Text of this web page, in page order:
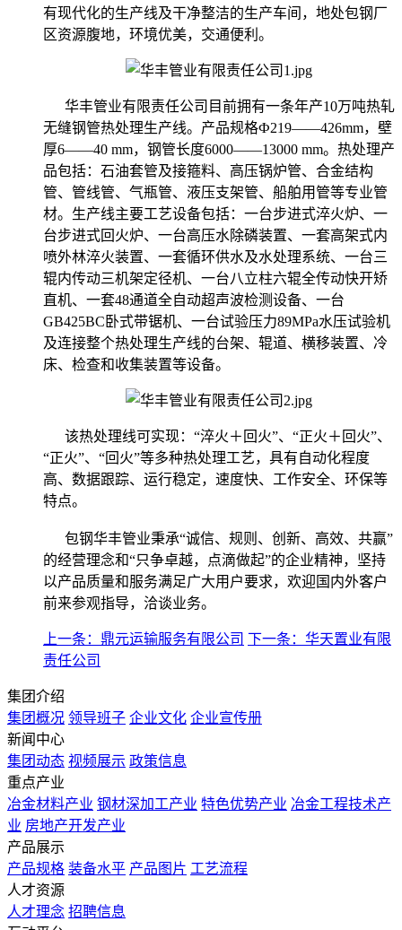
有现代化的生产线及干净整洁的生产车间，地处包钢厂
区资源腹地，环境优美，交通便利。
华丰管业有限责任公司目前拥有一条年产10万吨热轧
无缝钢管热处理生产线。产品规格Ф219——426mm，壁
厚6——40 mm，钢管长度6000——13000 mm。热处理产
品包括：石油套管及接箍料、高压锅炉管、合金结构
管、管线管、气瓶管、液压支架管、船舶用管等专业管
材。生产线主要工艺设备包括：一台步进式淬火炉、一
台步进式回火炉、一台高压水除磷装置、一套高架式内
喷外林淬火装置、一套循环供水及水处理系统、一台三
辊内传动三机架定径机、一台八立柱六辊全传动快开矫
直机、一套48通道全自动超声波检测设备、一台
GB425BC卧式带锯机、一台试验压力89MPa水压试验机
及连接整个热处理生产线的台架、辊道、横移装置、冷
床、检查和收集装置等设备。
该热处理线可实现：“淬火＋回火”、“正火＋回火”、
“正火”、“回火”等多种热处理工艺，具有自动化程度
高、数据跟踪、运行稳定，速度快、工作安全、环保等
特点。
包钢华丰管业秉承“诚信、规则、创新、高效、共赢”
的经营理念和“只争卓越，点滴做起”的企业精神，坚持
以产品质量和服务满足广大用户要求，欢迎国内外客户
前来参观指导，洽谈业务。
上一条：鼎元运输服务有限公司 下一条：华天置业有限
责任公司
集团介绍
集团概况 领导班子 企业文化 企业宣传册
新闻中心
集团动态 视频展示 政策信息
重点产业
冶金材料产业 钢材深加工产业 特色优势产业 冶金工程技术产
业 房地产开发产业
产品展示
产品规格 装备水平 产品图片 工艺流程
人才资源
人才理念 招聘信息